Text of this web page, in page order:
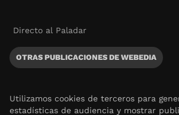
Directo al Paladar
OTRAS PUBLICACIONES DE WEBEDIA
Utilizamos cookies de terceros para
estadísticas de audiencia y mostrar